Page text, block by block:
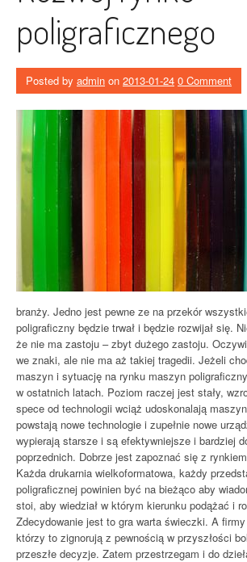
poligraficznego
Posted by admin on 2013-01-24 0 Comment
branży. Jedno jest pewne ze na przekór
poligraficzny będzie trwał i będzie rozwijał się.
że nie ma zastoju – zbyt dużego zastoju.
we znaki, ale nie ma aż takiej tragedii. Jeżeli
maszyn i sytuację na rynku maszyn
w ostatnich latach. Poziom raczej jest stały,
spece od technologii wciąż udoskonalają
powstają nowe technologie i zupełnie nowe
wypierają starsze i są efektywniejsze i bardziej
poprzednich. Dobrze jest zapoznać się z
Każda drukarnia wielkoformatowa, każdy
poligraficznej powinien być na bieżąco aby
stoi, aby wiedział w którym kierunku podążać i
Zdecydowanie jest to gra warta świeczki. A
którzy to zignorują z pewnością w przyszłości
przeszłe decyzje. Zatem przestrzegam i do